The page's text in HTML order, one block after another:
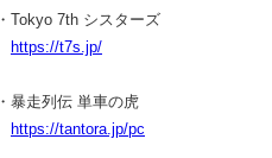
・Tokyo 7th シスターズ
https://t7s.jp/
・暴走列伝 単車の虎
https://tantora.jp/pc